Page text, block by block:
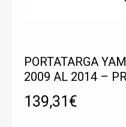
PORTATARGA
2009 AL 2014 –
139,31€